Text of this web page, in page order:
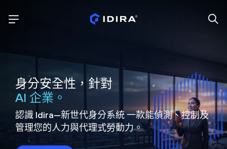
身分安全性，針對
AI 企業。
認識 Idira—新世代身分系統一款能偵測、控制及
管理您的人力與代理式勞動力。